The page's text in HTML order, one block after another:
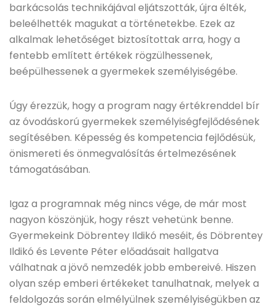
barkácsolás technikájával eljátszották, újra élték,
beleélhették magukat a történetekbe. Ezek az
alkalmak lehetőséget biztosítottak arra, hogy a
fentebb említett értékek rögzülhessenek,
beépülhessenek a gyermekek személyiségébe.
Úgy érezzük, hogy a program nagy értékrenddel bír
az óvodáskorú gyermekek személyiségfejlődésének
segítésében. Képesség és kompetencia fejlődésük,
önismereti és önmegvalósítás értelmezésének
támogatásában.
Igaz a programnak még nincs vége, de már most
nagyon köszönjük, hogy részt vehetünk benne.
Gyermekeink Döbrentey Ildikó meséit, és Döbrentey
Ildikó és Levente Péter előadásait hallgatva
válhatnak a jövő nemzedék jobb embereivé. Hiszen
olyan szép emberi értékeket tanulhatnak, melyek a
feldolgozás során elmélyülnek személyiségükben az